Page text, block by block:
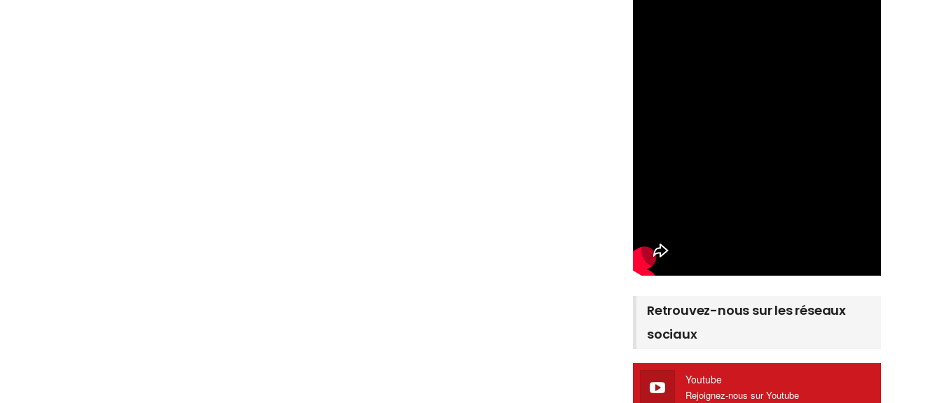
Retrouvez-nous sur les réseaux
sociaux
Youtube
Rejoignez-nous sur Youtube